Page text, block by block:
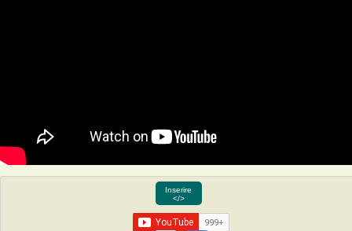
Inserire
</>